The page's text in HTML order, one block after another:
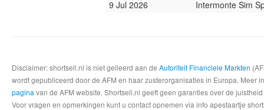
9 Jul 2026
Intermonte Sim
Disclaimer: shortsell.nl is niet gelieerd aan de Autoriteit Financiele Markten
wordt gepubliceerd door de AFM en haar zusterorganisaties in Europa.
pagina van de AFM website. Shortsell.nl geeft geen garanties over de
Voor vragen en opmerkingen kunt u contact opnemen via info apestaartje